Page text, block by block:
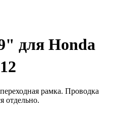
для Honda
рамка. Проводка
отдельно.